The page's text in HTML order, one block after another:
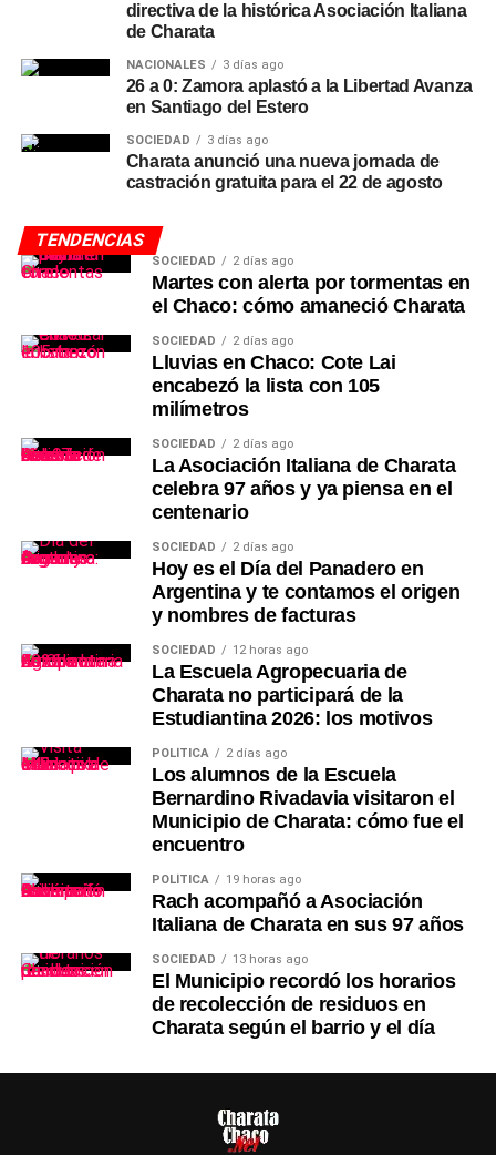
directiva de la histórica Asociación Italiana
de Charata
NACIONALES 3 días ago
26 a 0: Zamora aplastó a la Libertad Avanza
en Santiago del Estero
SOCIEDAD 3 días ago
Charata anunció una nueva jornada de
castración gratuita para el 22 de agosto
TENDENCIAS
SOCIEDAD 2 días ago
Martes con alerta por tormentas en
el Chaco: cómo amaneció Charata
SOCIEDAD 2 días ago
Lluvias en Chaco: Cote Lai
encabezó la lista con 105
milímetros
SOCIEDAD 2 días ago
La Asociación Italiana de Charata
celebra 97 años y ya piensa en el
centenario
SOCIEDAD 2 días ago
Hoy es el Día del Panadero en
Argentina y te contamos el origen
y nombres de facturas
SOCIEDAD 12 horas ago
La Escuela Agropecuaria de
Charata no participará de la
Estudiantina 2026: los motivos
POLÍTICA 2 días ago
Los alumnos de la Escuela
Bernardino Rivadavia visitaron el
Municipio de Charata: cómo fue el
encuentro
POLÍTICA 19 horas ago
Rach acompañó a Asociación
Italiana de Charata en sus 97 años
SOCIEDAD 13 horas ago
El Municipio recordó los horarios
de recolección de residuos en
Charata según el barrio y el día